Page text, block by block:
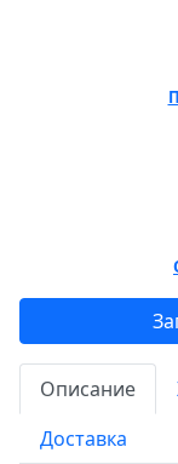
Описание
Доставка